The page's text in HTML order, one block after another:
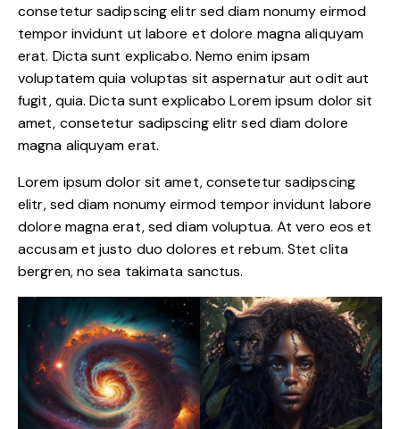
consetetur sadipscing elitr sed diam nonumy eirmod
tempor invidunt ut labore et dolore magna aliquyam
erat. Dicta sunt explicabo. Nemo enim ipsam
voluptatem quia voluptas sit aspernatur aut odit aut
fugit, quia. Dicta sunt explicabo Lorem ipsum dolor sit
amet, consetetur sadipscing elitr sed diam dolore
magna aliquyam erat.
Lorem ipsum dolor sit amet, consetetur sadipscing
elitr, sed diam nonumy eirmod tempor invidunt labore
dolore magna erat, sed diam voluptua. At vero eos et
accusam et justo duo dolores et rebum. Stet clita
bergren, no sea takimata sanctus.